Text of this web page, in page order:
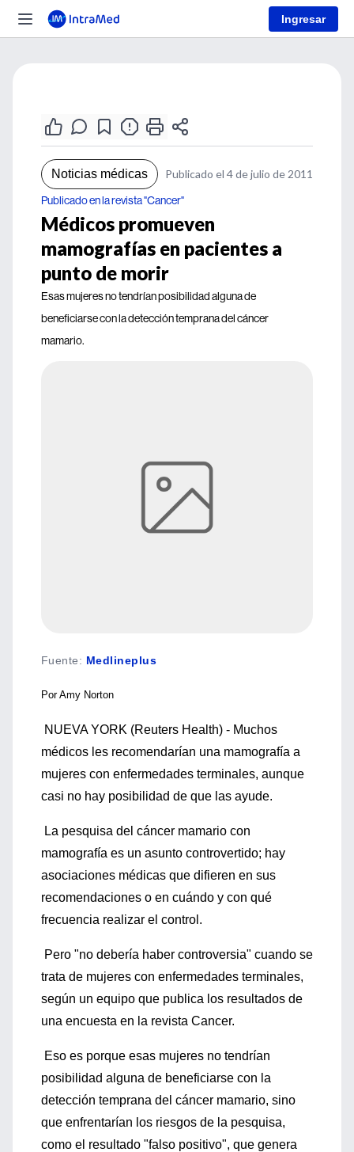
Ingresar
Noticias médicas Publicado el 4 de julio de 2011
Publicado en la revista "Cancer"
Médicos promueven
mamografías en pacientes a
punto de morir
Esas mujeres no tendrían posibilidad alguna de
beneficiarse con la detección temprana del cáncer
mamario.
Fuente: Medlineplus
Por Amy Norton
NUEVA YORK (Reuters Health) - Muchos
médicos les recomendarían una mamografía a
mujeres con enfermedades terminales, aunque
casi no hay posibilidad de que las ayude.
La pesquisa del cáncer mamario con
mamografía es un asunto controvertido; hay
asociaciones médicas que difieren en sus
recomendaciones o en cuándo y con qué
frecuencia realizar el control.
Pero "no debería haber controversia" cuando se
trata de mujeres con enfermedades terminales,
según un equipo que publica los resultados de
una encuesta en la revista Cancer.
Eso es porque esas mujeres no tendrían
posibilidad alguna de beneficiarse con la
detección temprana del cáncer mamario, sino
que enfrentarían los riesgos de la pesquisa,
como el resultado "falso positivo", que genera